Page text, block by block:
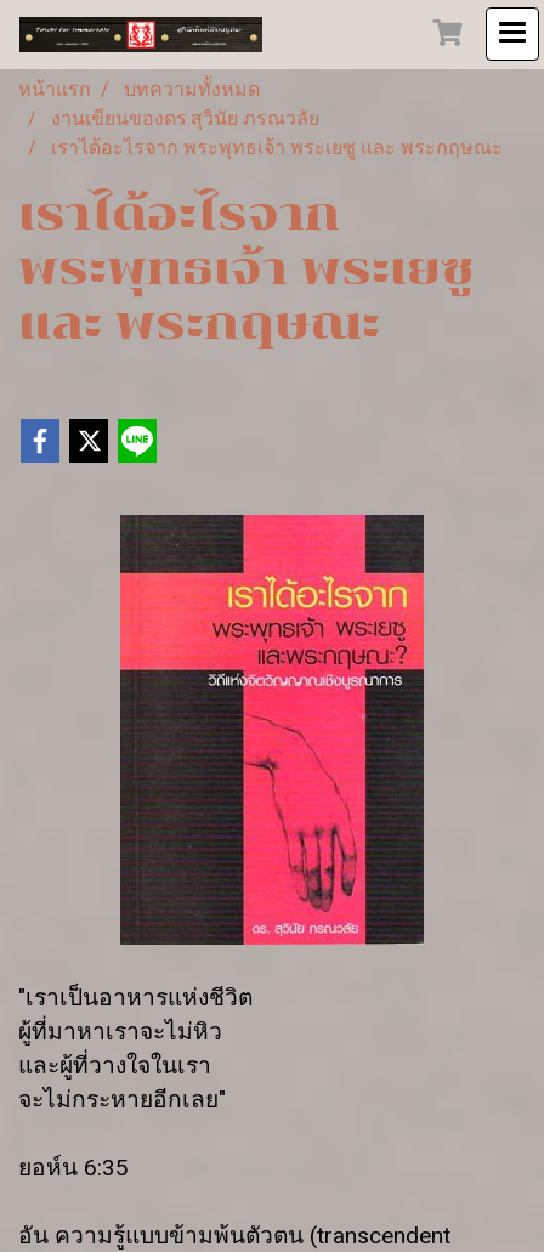
หน้าแรก
บทความทั้งหมด
งานเขียนของดร.สุวินัย ภรณวลัย
เราได้อะไรจาก พระพุทธเจ้า พระเยซู และ พระกฤษณะ
เราได้อะไรจาก
พระพุทธเจ้า พระเยซู
และ พระกฤษณะ
"เราเป็นอาหารแห่งชีวิต
ผู้ที่มาหาเราจะไม่หิว
และผู้ที่วางใจในเรา
จะไม่กระหายอีกเลย"
ยอห์น 6:35
อัน ความรู้แบบข้ามพ้นตัวตน (transcendent